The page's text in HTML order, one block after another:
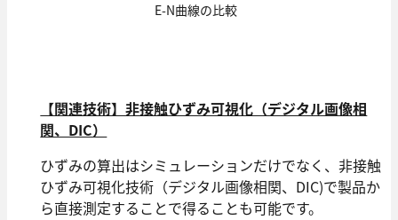
E-N曲線の⽐較
【関連技術】非接触ひずみ可視化（デジタル画像相
関、DIC）
ひずみの算出はシミュレーションだけでなく、非接触
ひずみ可視化技術（デジタル画像相関、DIC)で製品か
ら直接測定することで得ることも可能です。